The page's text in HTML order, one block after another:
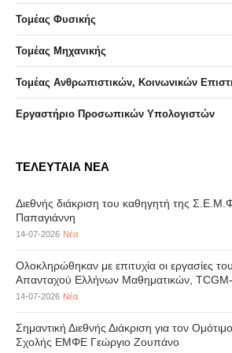
Τομέας Φυσικής
Τομέας Μηχανικής
Τομέας Ανθρωπιστικών, Κοινωνικών
Eργαστήριo Προσωπικών Υπολογιστών
ΤΕΛΕΥΤΑΙΑ ΝΕΑ
Διεθνής διάκριση του καθηγητή της
Παπαγιάννη
14-07-2026 Νέα
Ολοκληρώθηκαν με επιτυχία οι εργασίες
Απανταχού Ελλήνων Μαθηματικών,
14-07-2026 Νέα
Σημαντική Διεθνής Διάκριση για τον
Σχολής ΕΜΦΕ Γεώργιο Ζουπάνο